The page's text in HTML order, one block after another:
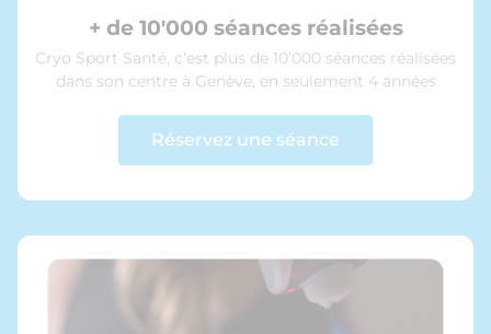
+ de 10'000 séances réalisées
Cryo Sport Santé, c’est plus de 10’000 séances réalisées
dans son centre à Genève, en seulement 4 années
Réservez une séance